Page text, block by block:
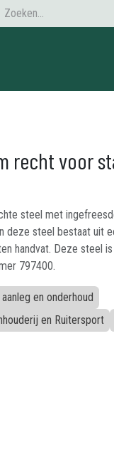
recht voor
steel met
deze steel bestaat uit
handvat. Deze steel
797400.
aanleg en onderhoud
en Ruitersport